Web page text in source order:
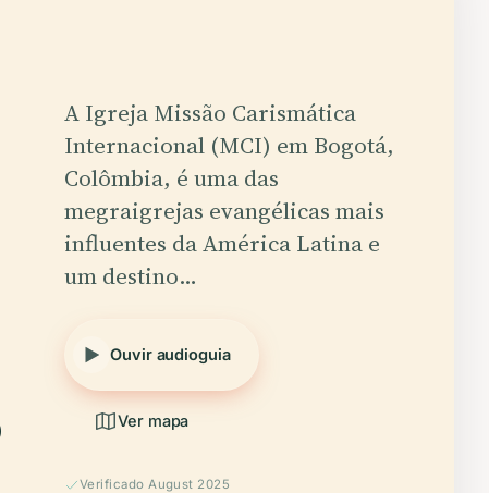
A Igreja Missão Carismática
Internacional (MCI) em Bogotá,
Colômbia, é uma das
megraigrejas evangélicas mais
influentes da América Latina e
um destino…
Ouvir audioguia
Ver mapa
Verificado August 2025